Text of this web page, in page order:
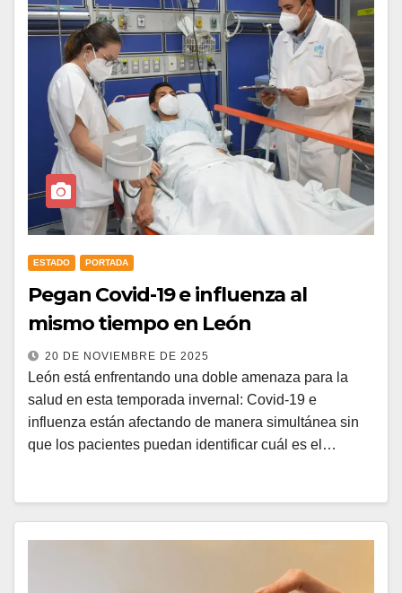
ESTADO PORTADA
Pegan Covid-19 e influenza al
mismo tiempo en León
20 DE NOVIEMBRE DE 2025
León está enfrentando una doble amenaza para la
salud en esta temporada invernal: Covid-19 e
influenza están afectando de manera simultánea sin
que los pacientes puedan identificar cuál es el…